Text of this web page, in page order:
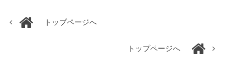
トップページへ
トップページへ